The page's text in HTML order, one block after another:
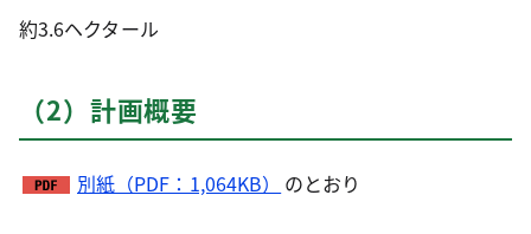
約3.6ヘクタール
（2）計画概要
別紙（PDF：1,064KB） のとおり